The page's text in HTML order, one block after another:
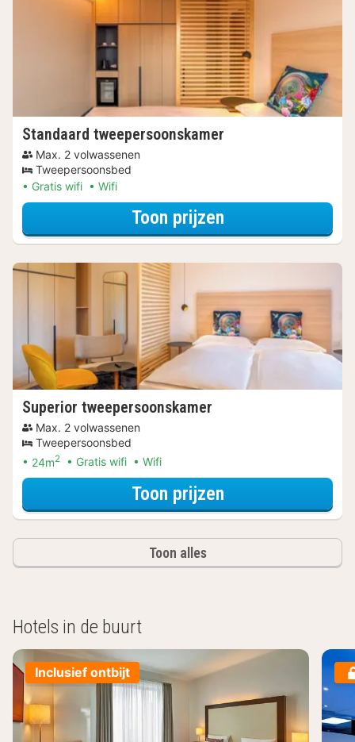
Standaard tweepersoonskamer
Max. 2 volwassenen
Tweepersoonsbed
Gratis wifi
Wifi
Toon prijzenvoor Standaard
Superior tweepersoonskamer
Max. 2 volwassenen
Tweepersoonsbed
24m2 Gratis wifi Wifi
Toon prijzenvoor Superior
Toon alles
Hotels in de buurt
Inclusief ontbijt